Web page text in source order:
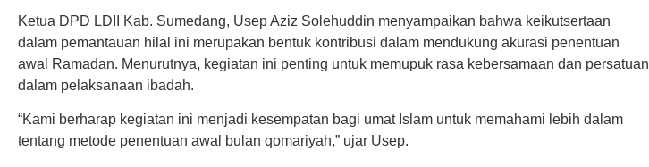
Ketua DPD LDII Kab. Sumedang, Usep Aziz Solehuddin menyampaikan bahwa keikutsertaan
dalam pemantauan hilal ini merupakan bentuk kontribusi dalam mendukung akurasi penentuan
awal Ramadan. Menurutnya, kegiatan ini penting untuk memupuk rasa kebersamaan dan persatuan
dalam pelaksanaan ibadah.
“Kami berharap kegiatan ini menjadi kesempatan bagi umat Islam untuk memahami lebih dalam
tentang metode penentuan awal bulan qomariyah,” ujar Usep.